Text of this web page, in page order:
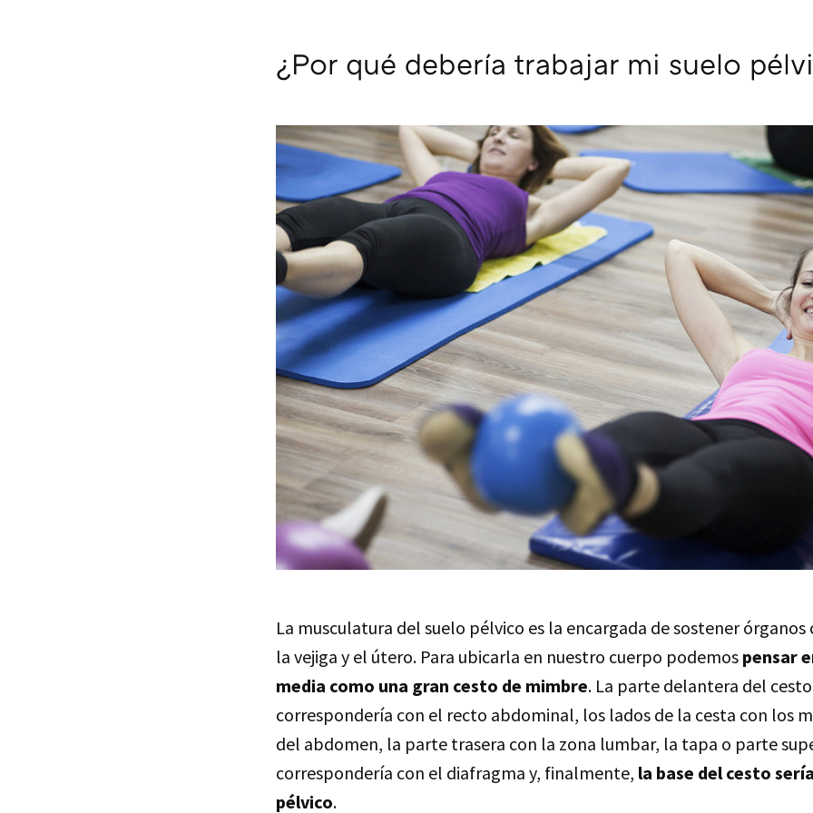
¿Por qué debería trabajar mi suelo
La musculatura del suelo pélvico es la encargada de sostener
la vejiga y el útero. Para ubicarla en nuestro cuerpo podemos pensar
media como una gran cesto de mimbre. La parte delantera del
correspondería con el recto abdominal, los lados de la cesta con los
del abdomen, la parte trasera con la zona lumbar, la tapa o parte
correspondería con el diafragma y, finalmente, la base del cesto
pélvico.